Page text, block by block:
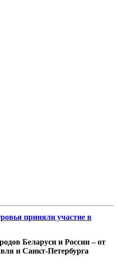
приняли участие в
Беларуси и России – от
и Санкт-Петербурга